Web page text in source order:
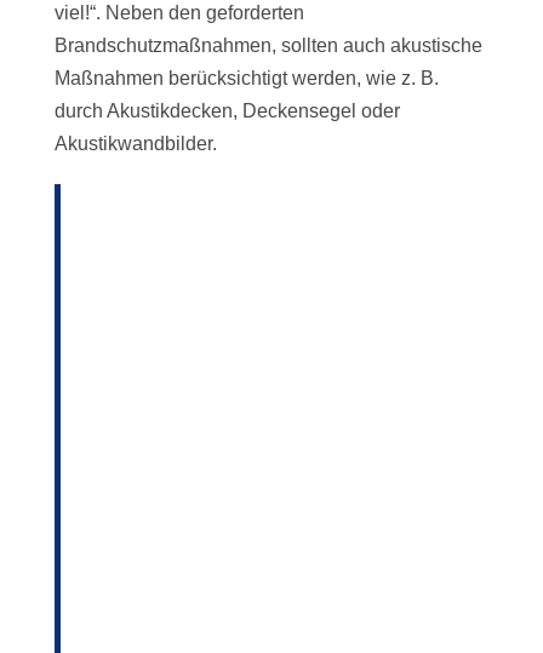
viel!“. Neben den geforderten
Brandschutzmaßnahmen, sollten auch akustische
Maßnahmen berücksichtigt werden, wie z. B.
durch Akustikdecken, Deckensegel oder
Akustikwandbilder.